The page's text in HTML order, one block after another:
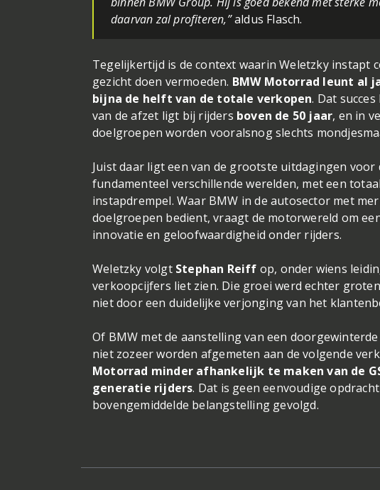
daarvan zal profiteren,”aldus Flasch.
Tegelijkertijd is de context waarin Weletzky instapt
gezicht doen vermoeden. BMW Motorrad leunt al
bijna de helft van de totale verkopen. Dat
van de afzet ligt bij rijders boven de 50 jaar, en in
doelgroepen worden vooralsnog slechts
Juist daar ligt een van de grootste uitdagingen voor
fundamenteel verschillende werelden, met een
instapdrempel. Waar BMW in de autosector met
doelgroepen bedient, vraagt de motorwereld om
innovatie en geloofwaardigheid onder rijders.
Weletzky volgt Stephan Reiff op, onder wiens
verkoopcijfers liet zien. Die groei werd echter
niet door een duidelijke verjonging van het
Of BMW met de aanstelling van een
niet zozeer worden afgemeten aan de volgende
Motorrad minder afhankelijk te maken van de
generatie rijders. Dat is geen eenvoudige
bovengemiddelde belangstelling gevolgd.